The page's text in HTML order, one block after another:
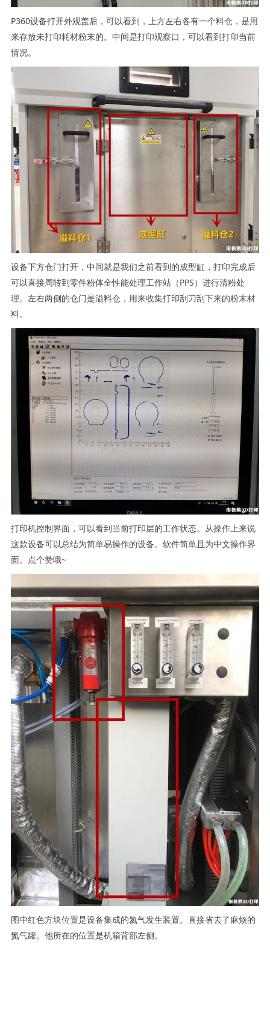
P360设备打开外观盖后，可以看到，上方左右各有一个料仓，是用
来存放未打印耗材粉末的。中间是打印观察口，可以看到打印当前
情况。
设备下方仓门打开，中间就是我们之前看到的成型缸，打印完成后
可以直接周转到零件粉体全性能处理工作站（PPS）进行清粉处
理。左右两侧的仓门是溢料仓，用来收集打印刮刀刮下来的粉末材
料。
打印机控制界面，可以看到当前打印层的工作状态。从操作上来说
这款设备可以总结为简单易操作的设备。软件简单且为中文操作界
面。点个赞哦~
图中红色方块位置是设备集成的氮气发生装置。直接省去了麻烦的
氮气罐。他所在的位置是机箱背部左侧。